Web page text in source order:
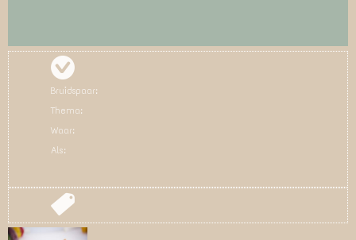
Bruidspaar:
Thema:
Waar:
Als: